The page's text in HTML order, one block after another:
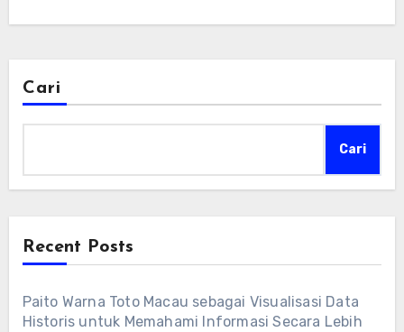
Cari
Cari
Recent Posts
Paito Warna Toto Macau sebagai Visualisasi Data
Historis untuk Memahami Informasi Secara Lebih